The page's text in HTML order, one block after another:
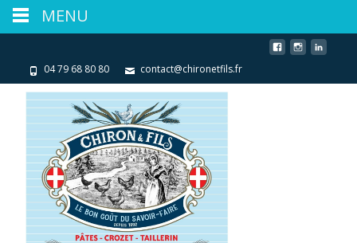
04 79 68 80 80 contact@chironetfils.fr
MENU